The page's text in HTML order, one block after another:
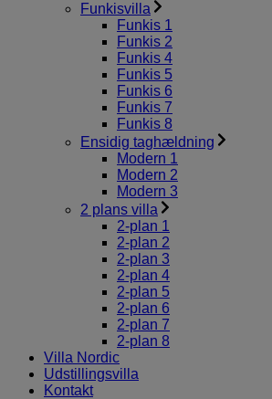
Funkisvilla
Funkis 1
Funkis 2
Funkis 4
Funkis 5
Funkis 6
Funkis 7
Funkis 8
Ensidig taghældning
Modern 1
Modern 2
Modern 3
2 plans villa
2-plan 1
2-plan 2
2-plan 3
2-plan 4
2-plan 5
2-plan 6
2-plan 7
2-plan 8
Villa Nordic
Udstillingsvilla
Kontakt